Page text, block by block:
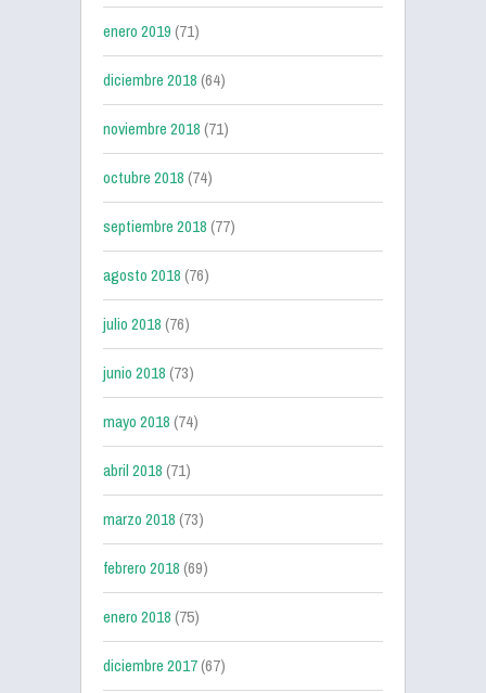
enero 2019(71)
diciembre 2018(64)
noviembre 2018(71)
octubre 2018(74)
septiembre 2018(77)
agosto 2018(76)
julio 2018(76)
junio 2018(73)
mayo 2018(74)
abril 2018(71)
marzo 2018(73)
febrero 2018(69)
enero 2018(75)
diciembre 2017(67)